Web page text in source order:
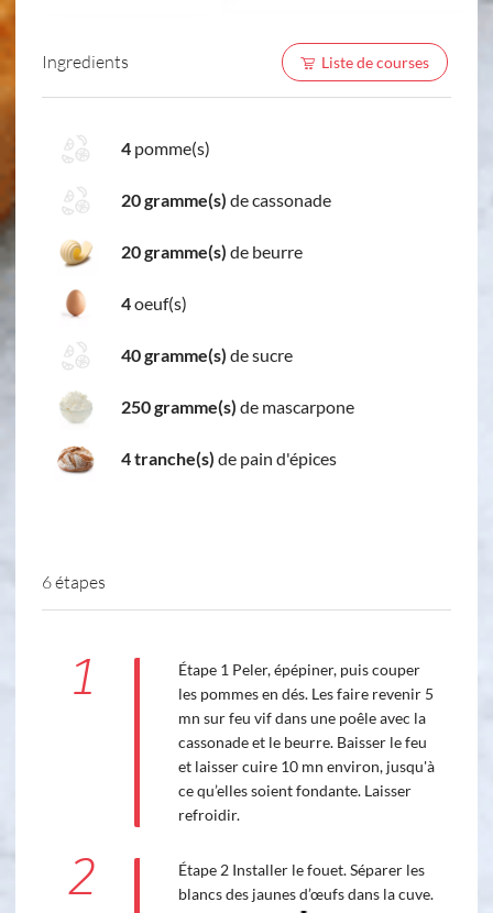
Ingredients Liste de courses
4 pomme(s)
20 gramme(s) de cassonade
20 gramme(s) de beurre
4oeuf(s)
40 gramme(s) de sucre
250 gramme(s) de mascarpone
4 tranche(s) de pain d'épices
6 étapes
1
Étape 1 Peler, épépiner, puis couper
les pommes en dés. Les faire revenir 5
mn sur feu vif dans une poêle avec la
cassonade et le beurre. Baisser le feu
et laisser cuire 10 mn environ, jusqu'à
ce qu’elles soient fondante. Laisser
refroidir.
2
Étape 2 Installer le fouet. Séparer les
blancs des jaunes d’œufs dans la cuve.